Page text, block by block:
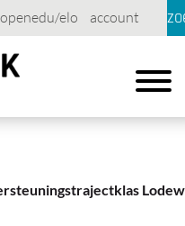
openedu/elo
account
Toggle